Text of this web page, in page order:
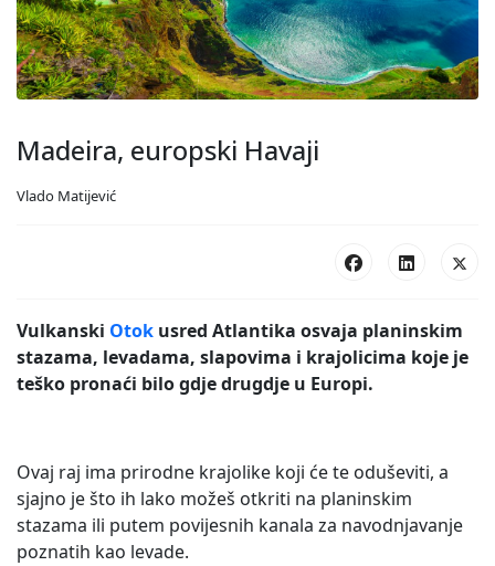
Madeira, europski Havaji
Vlado Matijević
Vulkanski Otok usred Atlantika osvaja planinskim
stazama, levadama, slapovima i krajolicima koje je
teško pronaći bilo gdje drugdje u Europi.
Ovaj raj ima prirodne krajolike koji će te oduševiti, a
sjajno je što ih lako možeš otkriti na planinskim
stazama ili putem povijesnih kanala za navodnjavanje
poznatih kao levade.